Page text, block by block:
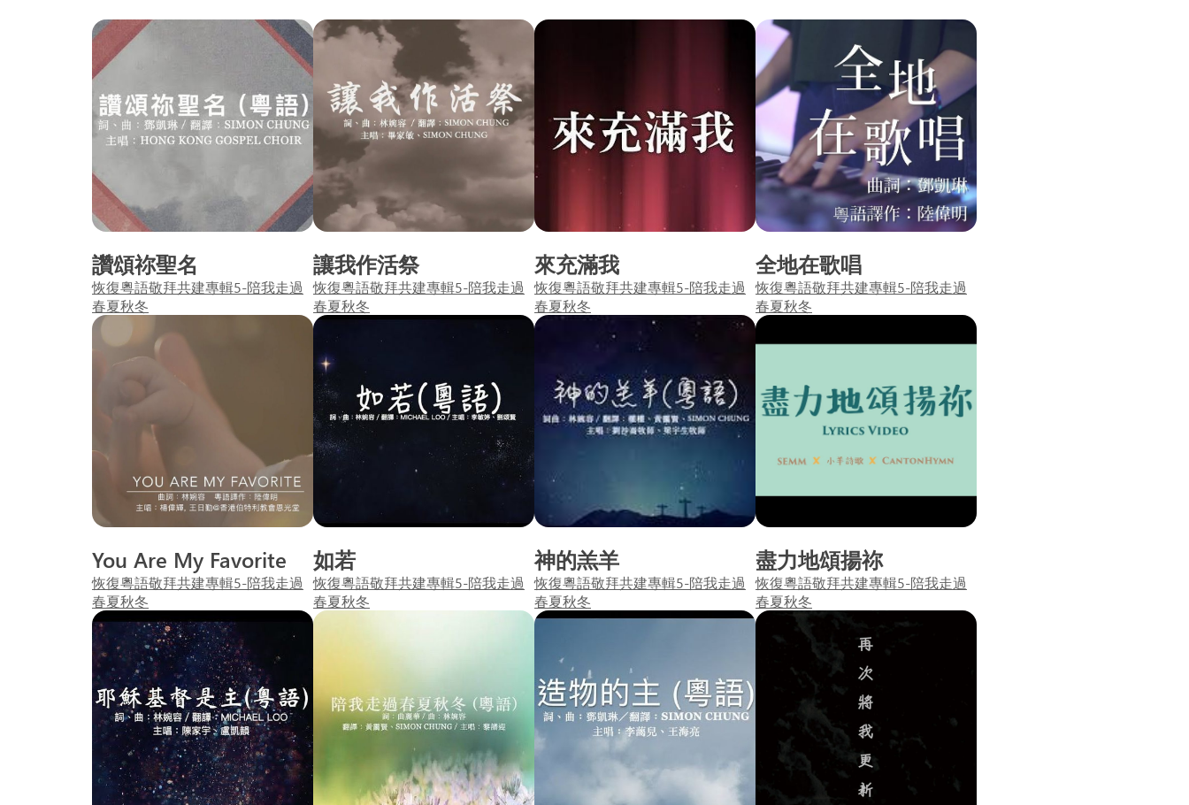
讚頌祢聖名
恢復粵語敬拜共建專輯5-陪我走過
春夏秋冬
讓我作活祭
恢復粵語敬拜共建專輯5-陪我走過
春夏秋冬
來充滿我
恢復粵語敬拜共建專輯5-陪我走過
春夏秋冬
全地在歌唱
恢復粵語敬拜共建專輯5-陪我走過
春夏秋冬
You Are My Favorite
恢復粵語敬拜共建專輯5-陪我走過
春夏秋冬
如若
恢復粵語敬拜共建專輯5-陪我走過
春夏秋冬
神的羔羊
恢復粵語敬拜共建專輯5-陪我走過
春夏秋冬
盡力地頌揚祢
恢復粵語敬拜共建專輯5-陪我走過
春夏秋冬